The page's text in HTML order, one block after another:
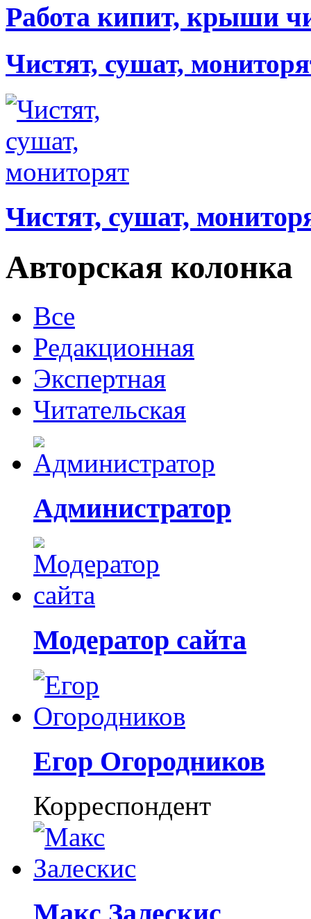
Работа кипит, крыши
Чистят, сушат,
Чистят, сушат,
Авторская колонка
Все
Редакционная
Экспертная
Читательская
Администратор
Модератор сайта
Егор Огородников
Корреспондент